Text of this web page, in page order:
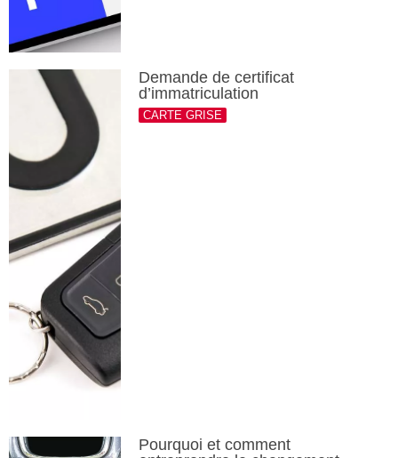
Demande de certificat
d’immatriculation
CARTE GRISE
Pourquoi et comment